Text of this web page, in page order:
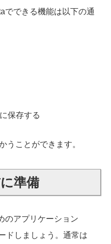
でできる機能は以下の通
保存する
うことができます。
準備
のアプリケーション
ドしましょう。通常は